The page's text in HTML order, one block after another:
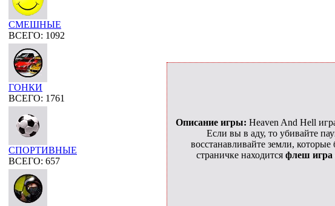
СМЕШНЫЕ
ВСЕГО: 1092
ГОНКИ
ВСЕГО: 1761
СПОРТИВНЫЕ
ВСЕГО: 657
Описание игры: Heaven And Hell
Если вы в аду, то убивайте
восстанавливайте земли,
страничке находится флеш игра